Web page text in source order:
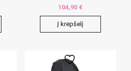
104,90 €
Į krepšelį